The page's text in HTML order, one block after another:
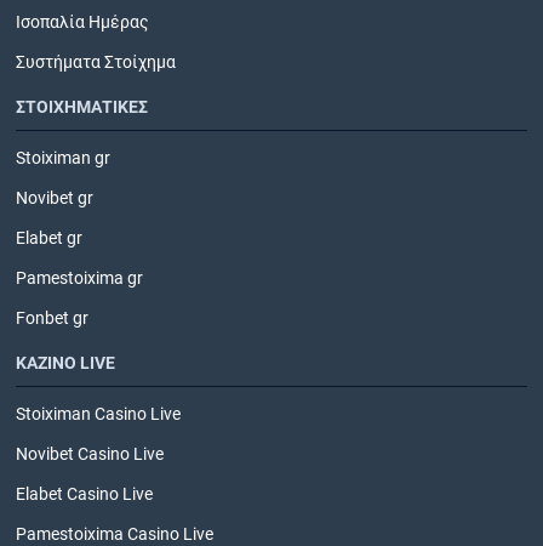
Ισοπαλία Ημέρας
Συστήματα Στοίχημα
ΣΤΟΙΧΗΜΑΤΙΚΕΣ
Stoiximan gr
Novibet gr
Elabet gr
Pamestoixima gr
Fonbet gr
ΚΑΖΙΝΟ LIVE
Stoiximan Casino Live
Novibet Casino Live
Elabet Casino Live
Pamestoixima Casino Live